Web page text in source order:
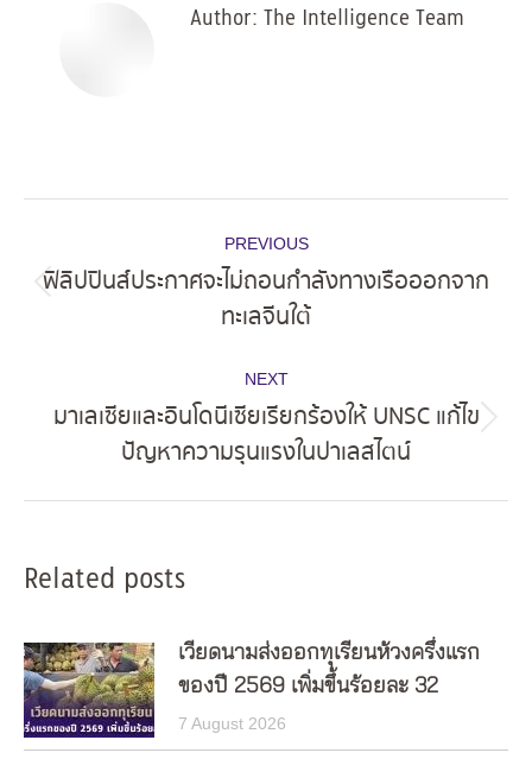
Author: The Intelligence Team
navigation
PREVIOUS
Previous
post:
ฟิลิปปินส์ประกาศจะไม่ถอนกำลังทางเรือออกจาก
ทะเลจีนใต้
NEXT
Next
post:
มาเลเซียและอินโดนีเซียเรียกร้องให้ UNSC แก้ไข
ปัญหาความรุนแรงในปาเลสไตน์
Related posts
เวียดนามส่งออกทุเรียนห้วงครึ่งแรก
ของปี 2569 เพิ่มขึ้นร้อยละ 32
7 August 2026